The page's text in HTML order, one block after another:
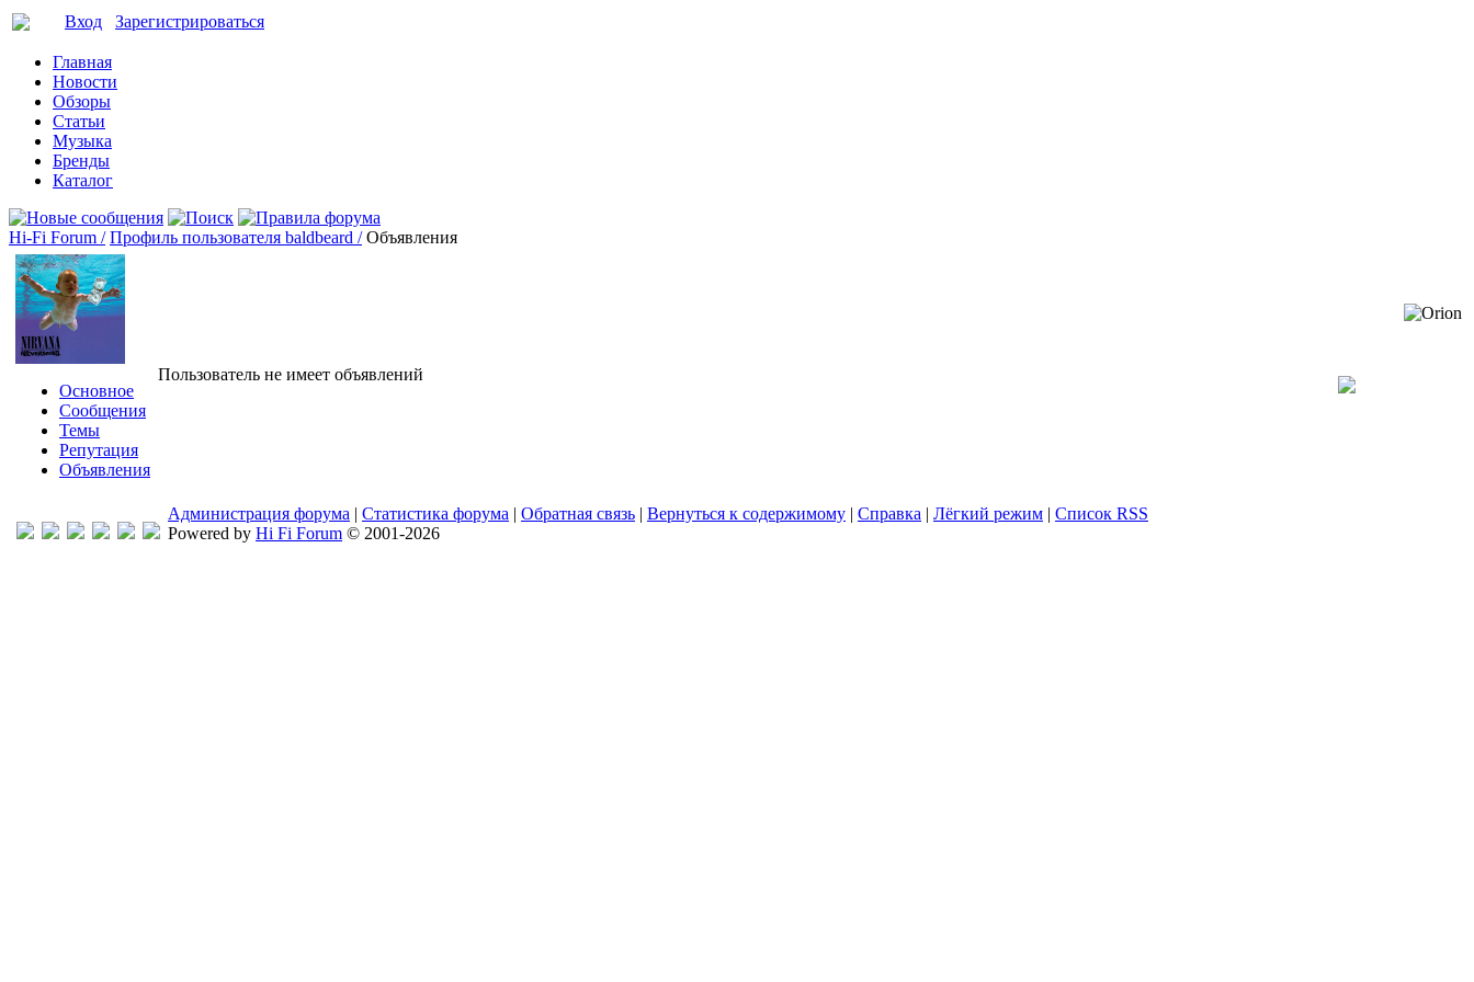
Вход Зарегистрироваться
Главная
Новости
Обзоры
Статьи
Музыка
Бренды
Каталог
Hi-Fi Forum / Профиль пользователя baldbeard / Объявления
Основное
Сообщения
Темы
Репутация
Объявления
Пользователь не имеет объявлений
Администрация форума | Статистика форума | Обратная связь | Вернуться к содержимому | Справка | Лёгкий режим | Список RSS
Powered by Hi Fi Forum © 2001-2026